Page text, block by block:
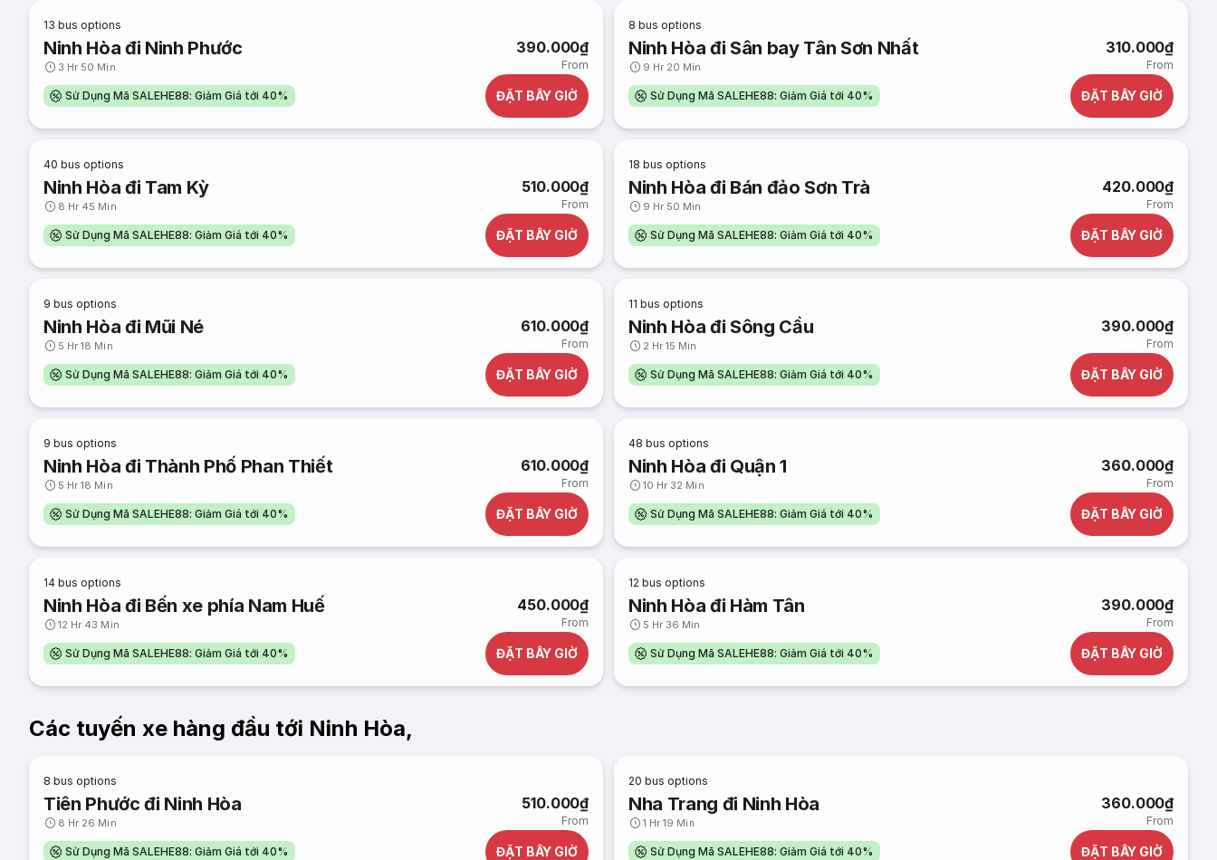
13 bus options
Ninh Hòa đi Ninh Phước
3 Hr 50 Min
390.000₫
From
Sử Dụng Mã SALEHE88: Giảm Giá tới 40% ĐẶT BÂY GIỜ
8 bus options
Ninh Hòa đi Sân bay Tân Sơn Nhất
9 Hr 20 Min
310.000₫
From
Sử Dụng Mã SALEHE88: Giảm Giá tới 40% ĐẶT BÂY GIỜ
40 bus options
Ninh Hòa đi Tam Kỳ
8 Hr 45 Min
510.000₫
From
Sử Dụng Mã SALEHE88: Giảm Giá tới 40% ĐẶT BÂY GIỜ
18 bus options
Ninh Hòa đi Bán đảo Sơn Trà
9 Hr 50 Min
420.000₫
From
Sử Dụng Mã SALEHE88: Giảm Giá tới 40% ĐẶT BÂY GIỜ
9 bus options
Ninh Hòa đi Mũi Né
5 Hr 18 Min
610.000₫
From
Sử Dụng Mã SALEHE88: Giảm Giá tới 40% ĐẶT BÂY GIỜ
11 bus options
Ninh Hòa đi Sông Cầu
2 Hr 15 Min
390.000₫
From
Sử Dụng Mã SALEHE88: Giảm Giá tới 40% ĐẶT BÂY GIỜ
9 bus options
Ninh Hòa đi Thành Phố Phan Thiết
5 Hr 18 Min
610.000₫
From
Sử Dụng Mã SALEHE88: Giảm Giá tới 40% ĐẶT BÂY GIỜ
48 bus options
Ninh Hòa đi Quận 1
10 Hr 32 Min
360.000₫
From
Sử Dụng Mã SALEHE88: Giảm Giá tới 40% ĐẶT BÂY GIỜ
14 bus options
Ninh Hòa đi Bến xe phía Nam Huế
12 Hr 43 Min
450.000₫
From
Sử Dụng Mã SALEHE88: Giảm Giá tới 40% ĐẶT BÂY GIỜ
12 bus options
Ninh Hòa đi Hàm Tân
5 Hr 36 Min
390.000₫
From
Sử Dụng Mã SALEHE88: Giảm Giá tới 40% ĐẶT BÂY GIỜ
Các tuyến xe hàng đầu tới Ninh Hòa,
8 bus options
Tiên Phước đi Ninh Hòa
8 Hr 26 Min
510.000₫
From
Sử Dụng Mã SALEHE88: Giảm Giá tới 40% ĐẶT BÂY GIỜ
20 bus options
Nha Trang đi Ninh Hòa
1 Hr 19 Min
360.000₫
From
Sử Dụng Mã SALEHE88: Giảm Giá tới 40% ĐẶT BÂY GIỜ